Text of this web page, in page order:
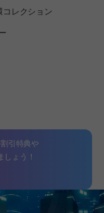
レクション
하기
引特典や
ょう！